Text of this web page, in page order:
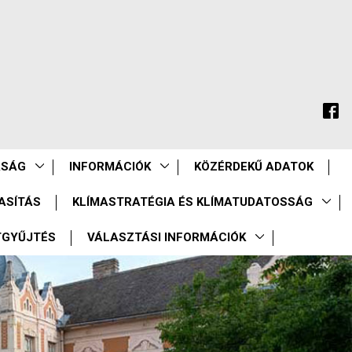
INFORMÁCIÓK KÖZÉRDEKŰ ADATOK
KLÍMASTRATÉGIA ÉS KLÍMATUDATOSSÁG
VÁLASZTÁSI INFORMÁCIÓK